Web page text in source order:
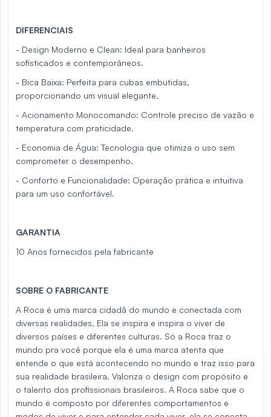
DIFERENCIAIS
- Design Moderno e Clean: Ideal para banheiros
sofisticados e contemporâneos.
- Bica Baixa: Perfeita para cubas embutidas,
proporcionando um visual elegante.
- Acionamento Monocomando: Controle preciso de vazão e
temperatura com praticidade.
- Economia de Água: Tecnologia que otimiza o uso sem
comprometer o desempenho.
- Conforto e Funcionalidade: Operação prática e intuitiva
para um uso confortável.
GARANTIA
10 Anos fornecidos pela fabricante
SOBRE O FABRICANTE
A Roca é uma marca cidadã do mundo e conectada com
diversas realidades. Ela se inspira e inspira o viver de
diversos países e diferentes culturas. Só a Roca traz o
mundo pra você porque ela é uma marca atenta que
entende o que está acontecendo no mundo e traz isso para
sua realidade brasileira. Valoriza o design com propósito e
o talento dos profissionais brasileiros. A Roca sabe que o
mundo é composto por diferentes comportamentos e